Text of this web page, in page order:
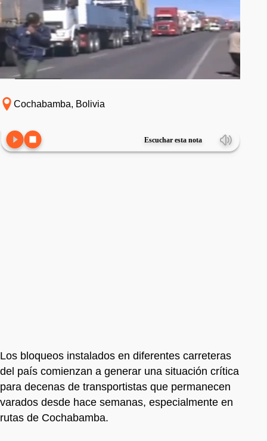
Cochabamba, Bolivia
Escuchar esta nota
Los bloqueos instalados en diferentes carreteras
del país comienzan a generar una situación crítica
para decenas de transportistas que permanecen
varados desde hace semanas, especialmente en
rutas de Cochabamba.